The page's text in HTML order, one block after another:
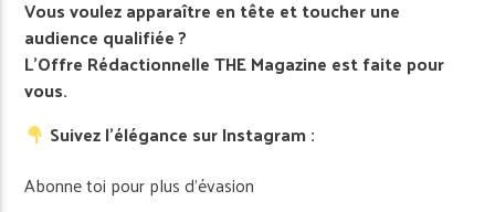
Vous voulez apparaître en tête et toucher une
audience qualifiée ?
L’Offre Rédactionnelle THE Magazine est faite pour
vous.
Suivez l’élégance sur Instagram :
Abonne toi pour plus d’évasion